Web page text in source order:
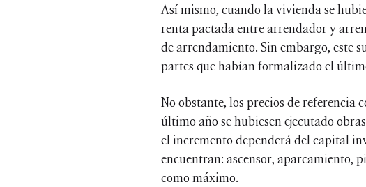
Así mismo, cuando la vivienda se
renta pactada entre arrendador y
de arrendamiento. Sin embargo, este
partes que habían formalizado el
No obstante, los precios de referencia
último año se hubiesen ejecutado
el incremento dependerá del capital
encuentran: ascensor, aparcamiento,
como máximo.